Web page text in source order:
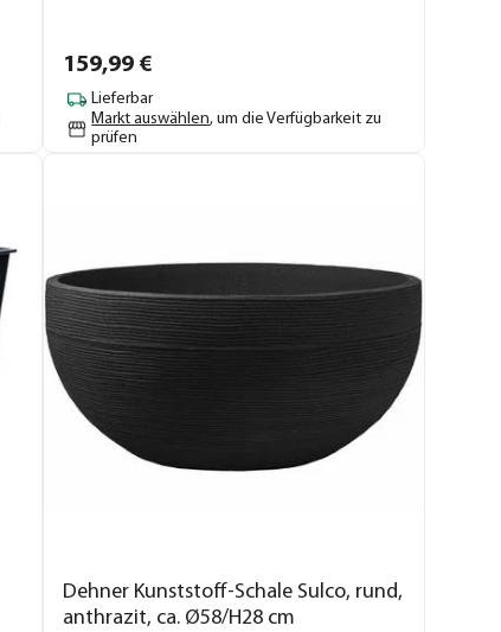
159,99 €
Lieferbar
Markt auswählen, um die Verfügbarkeit zu
prüfen
Dehner Kunststoff-Schale Sulco, rund,
anthrazit, ca. Ø58/H28 cm